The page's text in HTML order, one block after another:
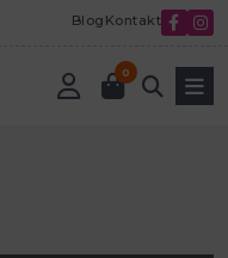
Blog Kontakt
0
perie metráž